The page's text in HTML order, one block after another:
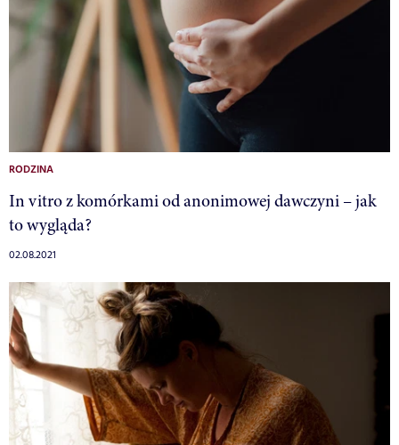
RODZINA
In vitro z komórkami od anonimowej dawczyni – jak
to wygląda?
02.08.2021